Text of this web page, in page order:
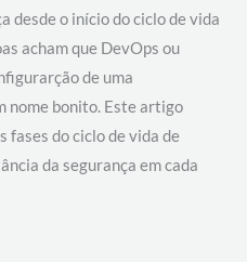
desde o início do ciclo de vida
acham que DevOps ou
de uma
nome bonito. Este artigo
fases do ciclo de vida de
da segurança em cada